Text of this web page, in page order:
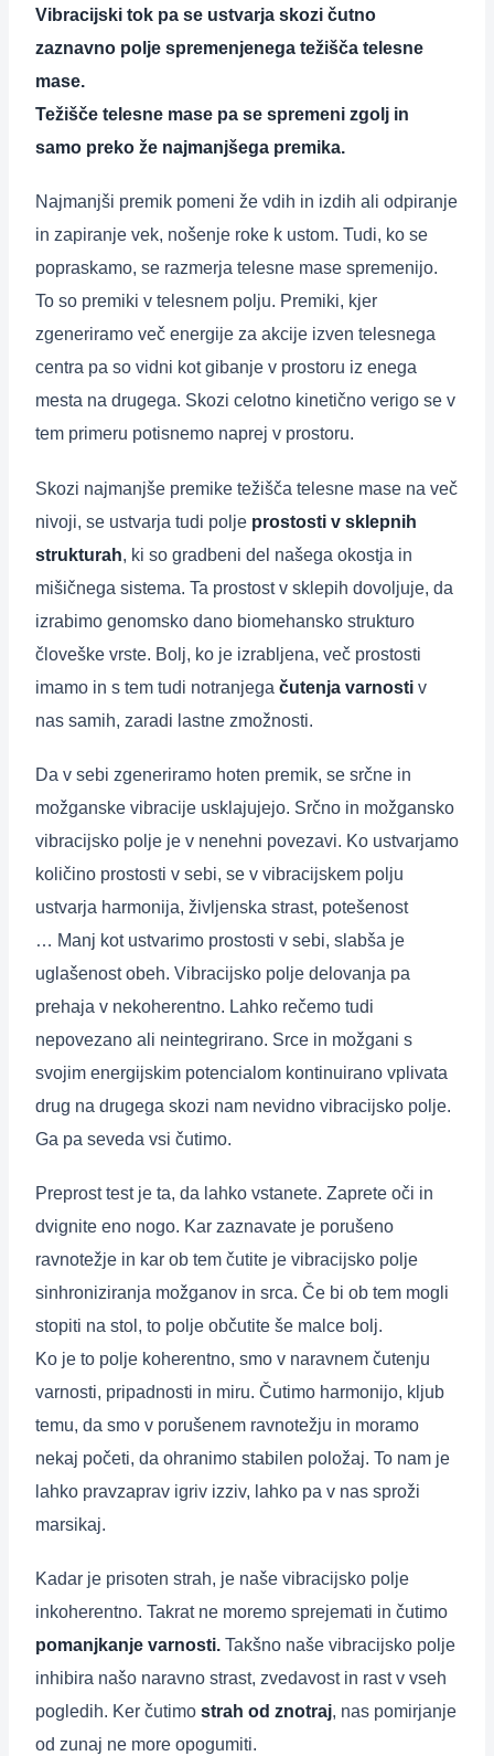
Vibracijski tok pa se ustvarja skozi čutno
zaznavno polje spremenjenega težišča telesne
mase.
Težišče telesne mase pa se spremeni zgolj in
samo preko že najmanjšega premika.
Najmanjši premik pomeni že vdih in izdih ali odpiranje
in zapiranje vek, nošenje roke k ustom. Tudi, ko se
popraskamo, se razmerja telesne mase spremenijo.
To so premiki v telesnem polju. Premiki, kjer
zgeneriramo več energije za akcije izven telesnega
centra pa so vidni kot gibanje v prostoru iz enega
mesta na drugega. Skozi celotno kinetično verigo se v
tem primeru potisnemo naprej v prostoru.
Skozi najmanjše premike težišča telesne mase na več
nivoji, se ustvarja tudi polje prostosti v sklepnih
strukturah, ki so gradbeni del našega okostja in
mišičnega sistema. Ta prostost v sklepih dovoljuje, da
izrabimo genomsko dano biomehansko strukturo
človeške vrste. Bolj, ko je izrabljena, več prostosti
imamo in s tem tudi notranjega čutenja varnosti v
nas samih, zaradi lastne zmožnosti.
Da v sebi zgeneriramo hoten premik, se srčne in
možganske vibracije usklajujejo. Srčno in možgansko
vibracijsko polje je v nenehni povezavi. Ko ustvarjamo
količino prostosti v sebi, se v vibracijskem polju
ustvarja harmonija, življenska strast, potešenost
… Manj kot ustvarimo prostosti v sebi, slabša je
uglašenost obeh. Vibracijsko polje delovanja pa
prehaja v nekoherentno. Lahko rečemo tudi
nepovezano ali neintegrirano. Srce in možgani s
svojim energijskim potencialom kontinuirano vplivata
drug na drugega skozi nam nevidno vibracijsko polje.
Ga pa seveda vsi čutimo.
Preprost test je ta, da lahko vstanete. Zaprete oči in
dvignite eno nogo. Kar zaznavate je porušeno
ravnotežje in kar ob tem čutite je vibracijsko polje
sinhroniziranja možganov in srca. Če bi ob tem mogli
stopiti na stol, to polje občutite še malce bolj.
Ko je to polje koherentno, smo v naravnem čutenju
varnosti, pripadnosti in miru. Čutimo harmonijo, kljub
temu, da smo v porušenem ravnotežju in moramo
nekaj početi, da ohranimo stabilen položaj. To nam je
lahko pravzaprav igriv izziv, lahko pa v nas sproži
marsikaj.
Kadar je prisoten strah, je naše vibracijsko polje
inkoherentno. Takrat ne moremo sprejemati in čutimo
pomanjkanje varnosti. Takšno naše vibracijsko polje
inhibira našo naravno strast, zvedavost in rast v vseh
pogledih. Ker čutimo strah od znotraj, nas pomirjanje
od zunaj ne more opogumiti.